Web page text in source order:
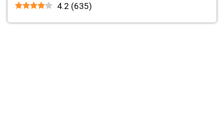
4.2 (635)